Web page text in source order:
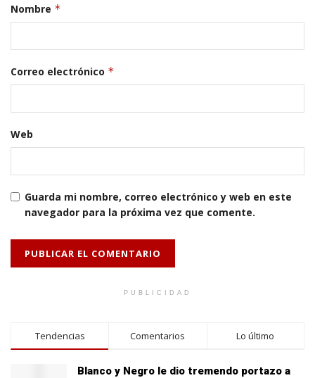
Nombre *
Correo electrónico *
Web
Guarda mi nombre, correo electrónico y web en este
navegador para la próxima vez que comente.
PUBLICIDAD
Tendencias Comentarios Lo último
Blanco y Negro le dio tremendo portazo a